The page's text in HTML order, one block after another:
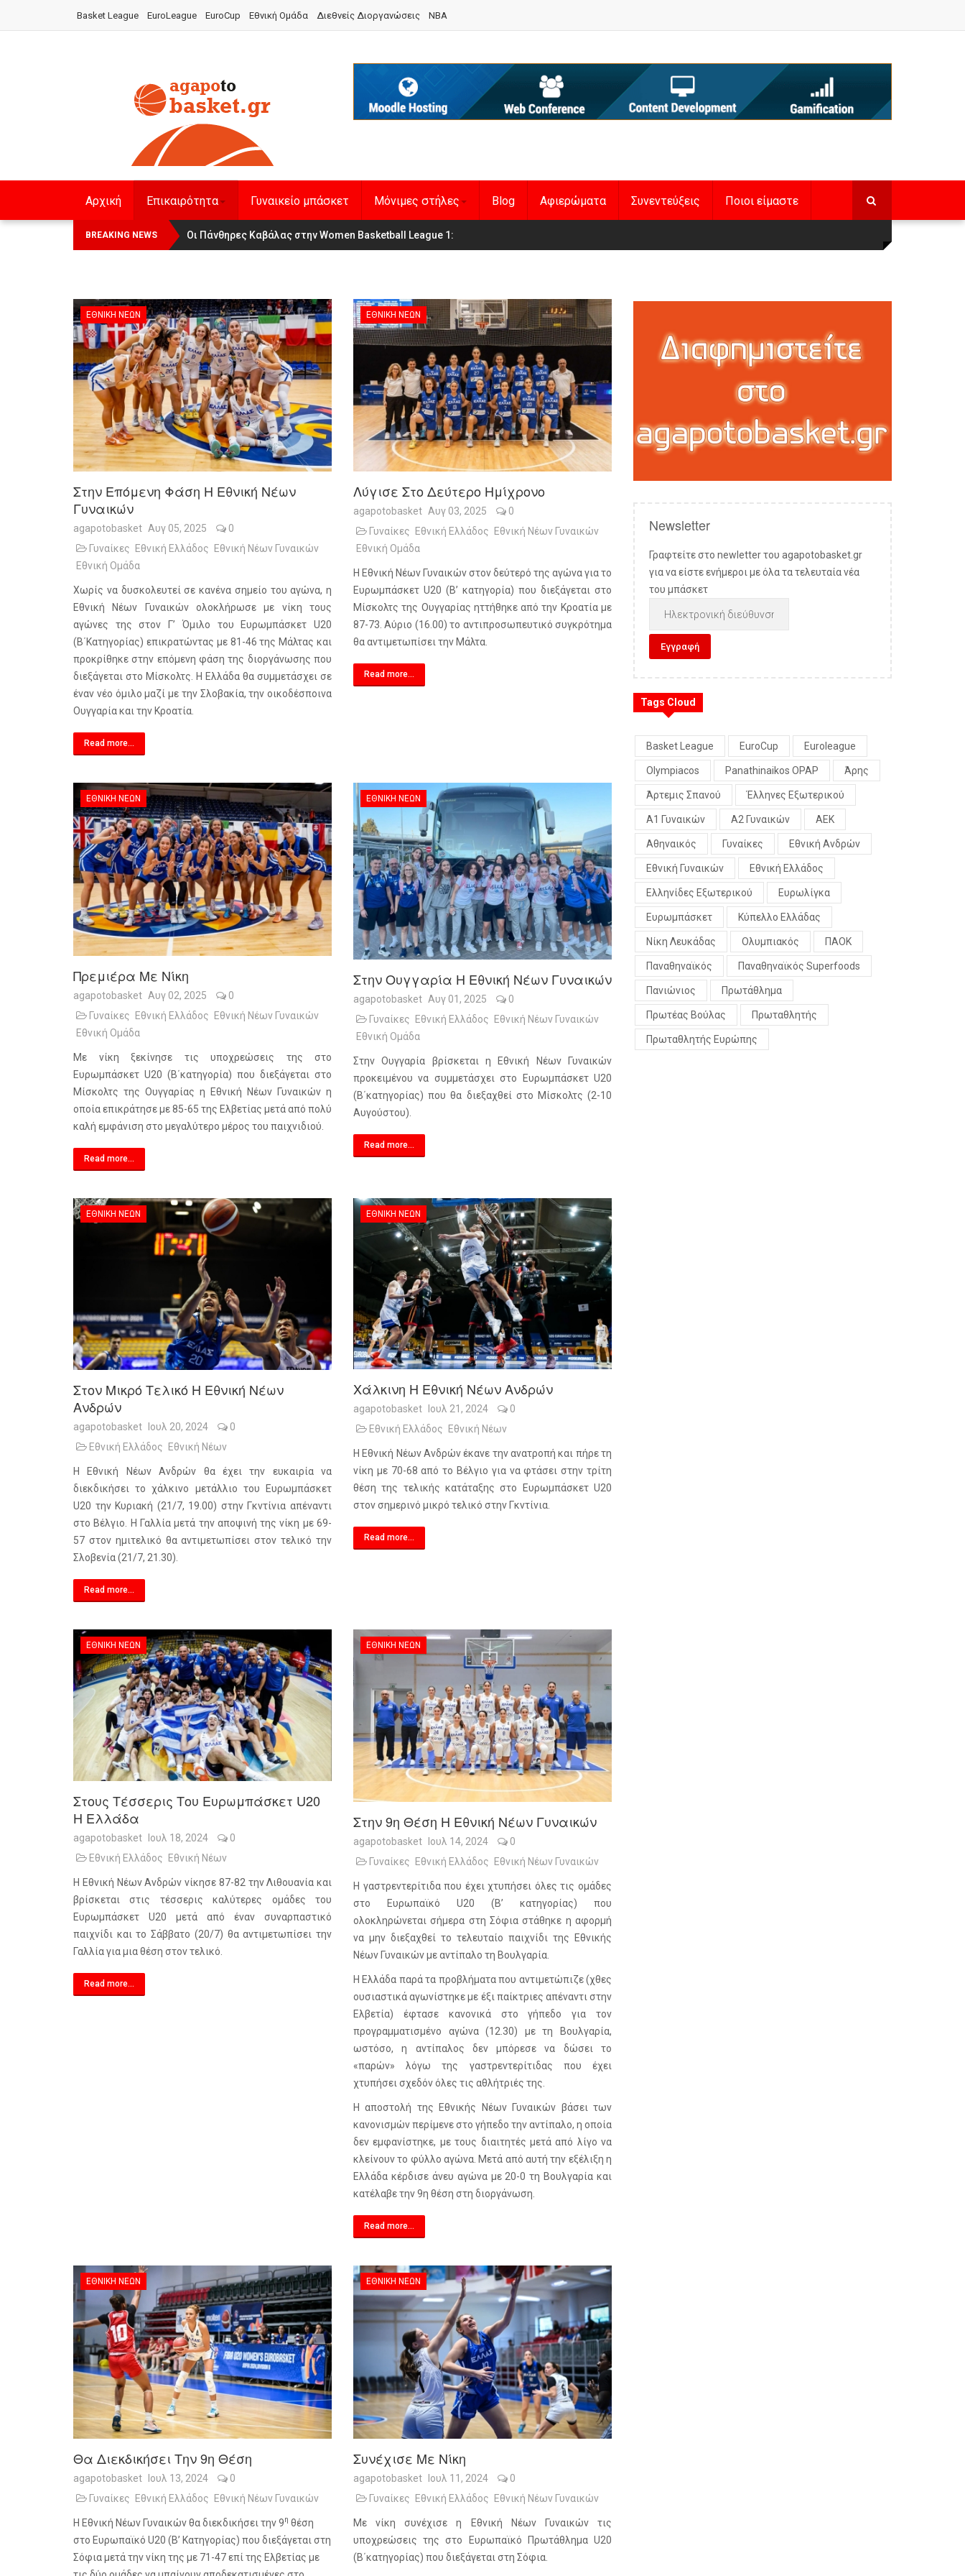
Basket League EuroLeague EuroCup Εθνική Ομάδα Διεθνείς Διοργανώσεις NBA
Αρχική Επικαιρότητα Γυναικείο μπάσκετ Μόνιμες στήλες Blog Αφιερώματα Συνεντεύξεις Ποιοι είμαστε
BREAKING NEWS Οι Πάνθηρες Καβάλας στην Women Basketball League 1
Αναχώρησε για τα Γιάννενα η Εθνική Γυναικών
ΕΘΝΙΚΉ ΝΈΩΝ
Στην Επόμενη Φάση Η Εθνική Νέων
Γυναικών
agapotobasket Αυγ 05, 2025
0
Γυναίκες
Εθνική Ελλάδος
Εθνική Νέων Γυναικών
Εθνική Ομάδα
Χωρίς να δυσκολευτεί σε κανένα σημείο του αγώνα, η
Εθνική Νέων Γυναικών ολοκλήρωσε με νίκη τους
αγώνες της στον Γ’ Όμιλο του Ευρωμπάσκετ U20
(Β΄Κατηγορίας) επικρατώντας με 81-46 της Μάλτας και
προκρίθηκε στην επόμενη φάση της διοργάνωσης που
διεξάγεται στο Μίσκολτς. Η Ελλάδα θα συμμετάσχει σε
έναν νέο όμιλο μαζί με την Σλοβακία, την οικοδέσποινα
Ουγγαρία και την Κροατία.
Read more...
ΕΘΝΙΚΉ ΝΈΩΝ
Λύγισε Στο Δεύτερο Ημίχρονο
agapotobasket Αυγ 03, 2025
0
Γυναίκες
Εθνική Ελλάδος
Εθνική Νέων Γυναικών
Εθνική Ομάδα
Η Εθνική Νέων Γυναικών στον δεύτερό της αγώνα για το
Ευρωμπάσκετ U20 (Β’ κατηγορία) που διεξάγεται στο
Μίσκολτς της Ουγγαρίας ηττήθηκε από την Κροατία με
87-73. Αύριο (16.00) το αντιπροσωπευτικό συγκρότημα
θα αντιμετωπίσει την Μάλτα.
Read more...
ΕΘΝΙΚΉ ΝΈΩΝ
Πρεμιέρα Με Νίκη
agapotobasket Αυγ 02, 2025
0
Γυναίκες Εθνική Ελλάδος Εθνική Νέων Γυναικών
Εθνική Ομάδα
Με νίκη ξεκίνησε τις υποχρεώσεις της στο
Ευρωμπάσκετ U20 (Β΄κατηγορία) που διεξάγεται στο
Μίσκολτς της Ουγγαρίας η Εθνική Νέων Γυναικών η
οποία επικράτησε με 85-65 της Ελβετίας μετά από πολύ
καλή εμφάνιση στο μεγαλύτερο μέρος του παιχνιδιού.
Read more...
ΕΘΝΙΚΉ ΝΈΩΝ
Στην Ουγγαρία Η Εθνική Νέων Γυναικών
agapotobasket Αυγ 01, 2025
0
Γυναίκες
Εθνική Ελλάδος
Εθνική Νέων Γυναικών
Εθνική Ομάδα
Στην Ουγγαρία βρίσκεται η Εθνική Νέων Γυναικών
προκειμένου να συμμετάσχει στο Ευρωμπάσκετ U20
(Β΄κατηγορίας) που θα διεξαχθεί στο Μίσκολτς (2-10
Αυγούστου).
Read more...
ΕΘΝΙΚΉ ΝΈΩΝ
Στον Μικρό Τελικό Η Εθνική Νέων
Ανδρών
agapotobasket Ιουλ 20, 2024
0
Εθνική Ελλάδος
Εθνική Νέων
Η Εθνική Νέων Ανδρών θα έχει την ευκαιρία να
διεκδικήσει το χάλκινο μετάλλιο του Ευρωμπάσκετ
U20 την Κυριακή (21/7, 19.00) στην Γκντίνια απέναντι
στο Βέλγιο. Η Γαλλία μετά την αποψινή της νίκη με 69-
57 στον ημιτελικό θα αντιμετωπίσει στον τελικό την
Σλοβενία (21/7, 21.30).
Read more...
ΕΘΝΙΚΉ ΝΈΩΝ
Χάλκινη Η Εθνική Νέων Ανδρών
agapotobasket Ιουλ 21, 2024
0
Εθνική Ελλάδος
Εθνική Νέων
Η Εθνική Νέων Ανδρών έκανε την ανατροπή και πήρε τη
νίκη με 70-68 από το Βέλγιο για να φτάσει στην τρίτη
θέση της τελικής κατάταξης στο Ευρωμπάσκετ U20
στον σημερινό μικρό τελικό στην Γκντίνια.
Read more...
ΕΘΝΙΚΉ ΝΈΩΝ
Στους Τέσσερις Του Ευρωμπάσκετ U20
Η Ελλάδα
agapotobasket Ιουλ 18, 2024
0
Εθνική Ελλάδος
Εθνική Νέων
Η Εθνική Νέων Ανδρών νίκησε 87-82 την Λιθουανία και
βρίσκεται στις τέσσερις καλύτερες ομάδες του
Ευρωμπάσκετ U20 μετά από έναν συναρπαστικό
παιχνίδι και το Σάββατο (20/7) θα αντιμετωπίσει την
Γαλλία για μια θέση στον τελικό.
Read more...
ΕΘΝΙΚΉ ΝΈΩΝ
Στην 9η Θέση Η Εθνική Νέων Γυναικών
agapotobasket Ιουλ 14, 2024
0
Γυναίκες
Εθνική Ελλάδος Εθνική Νέων Γυναικών
Η γαστρεντερίτιδα που έχει χτυπήσει όλες τις ομάδες
στο Ευρωπαϊκό U20 (Β’ κατηγορίας) που
ολοκληρώνεται σήμερα στη Σόφια στάθηκε η αφορμή
να μην διεξαχθεί το τελευταίο παιχνίδι της Εθνικής
Νέων Γυναικών με αντίπαλο τη Βουλγαρία.
Η Ελλάδα παρά τα προβλήματα που αντιμετώπιζε (χθες
ουσιαστικά αγωνίστηκε με έξι παίκτριες απέναντι στην
Ελβετία) έφτασε κανονικά στο γήπεδο για τον
προγραμματισμένο αγώνα (12.30) με τη Βουλγαρία,
ωστόσο, η αντίπαλος δεν μπόρεσε να δώσει το
«παρών» λόγω της γαστρεντερίτιδας που έχει
χτυπήσει σχεδόν όλες τις αθλήτριές της.
Η αποστολή της Εθνικής Νέων Γυναικών βάσει των
κανονισμών περίμενε στο γήπεδο την αντίπαλο, η οποία
δεν εμφανίστηκε, με τους διαιτητές μετά από λίγο να
κλείνουν το φύλλο αγώνα. Μετά από αυτή την εξέλιξη η
Ελλάδα κέρδισε άνευ αγώνα με 20-0 τη Βουλγαρία και
κατέλαβε την 9η θέση στη διοργάνωση.
Read more...
ΕΘΝΙΚΉ ΝΈΩΝ
Θα Διεκδικήσει Την 9η Θέση
agapotobasket Ιουλ 13, 2024
0
Γυναίκες Εθνική Ελλάδος Εθνική Νέων Γυναικών
Η Εθνική Νέων Γυναικών θα διεκδικήσει την 9η θέση
στο Ευρωπαϊκό U20 (Β’ Κατηγορίας) που διεξάγεται στη
Σόφια μετά την νίκη της με 71-47 επί της Ελβετίας με
ΕΘΝΙΚΉ ΝΈΩΝ
Συνέχισε Με Νίκη
agapotobasket Ιουλ 11, 2024
0
Γυναίκες Εθνική Ελλάδος Εθνική Νέων Γυναικών
Με νίκη συνέχισε η Εθνική Νέων Γυναικών τις
υποχρεώσεις της στο Ευρωπαϊκό Πρωτάθλημα U20
(Β΄κατηγορίας) που διεξάγεται στη Σόφια.
Newsletter
Γραφτείτε στο newletter του agapotobasket.gr
για να είστε ενήμεροι με όλα τα τελευταία νέα
του μπάσκετ
Tags Cloud
Basket League EuroCup Euroleague
Olympiacos Panathinaikos OPAP Άρης
Άρτεμις Σπανού Έλληνες Εξωτερικού
Α1 Γυναικών Α2 Γυναικών ΑΕΚ
Αθηναικός Γυναίκες Εθνική Ανδρών
Εθνική Γυναικών Εθνική Ελλάδος
Ελληνίδες Εξωτερικού Ευρωλίγκα
Ευρωμπάσκετ Κύπελλο Ελλάδας
Νίκη Λευκάδας Ολυμπιακός ΠΑΟΚ
Παναθηναϊκός Παναθηναϊκός Superfoods
Πανιώνιος Πρωτάθλημα
Πρωτέας Βούλας Πρωταθλητής
Πρωταθλητής Ευρώπης